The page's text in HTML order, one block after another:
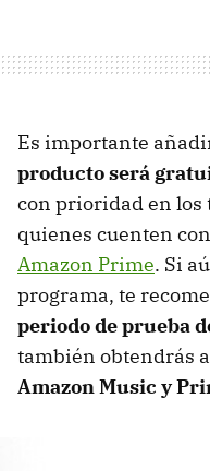
Es importante
producto será
con prioridad en los
quienes cuenten
Amazon Prime. Si
programa, te
periodo de prueba
también obtendrás
Amazon Music y